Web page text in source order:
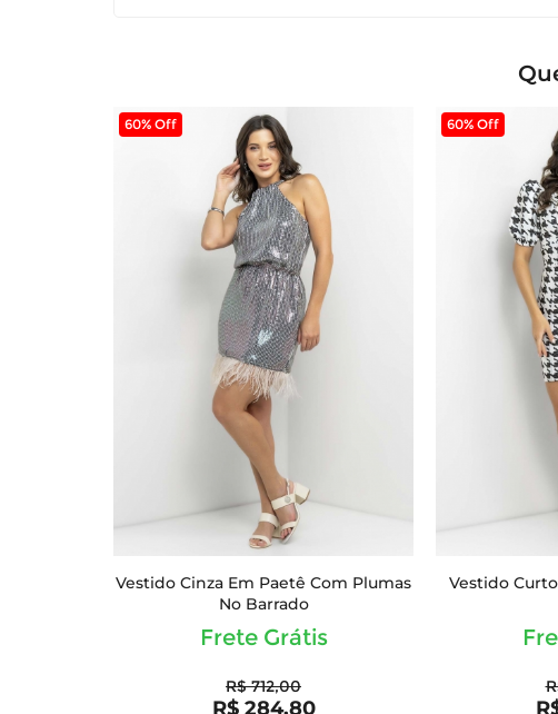
60% Off
Vestido Cinza Em Paetê Com Plumas
No Barrado
Frete Grátis
R$ 712,00
R$ 284,80
60% Off
Vestido